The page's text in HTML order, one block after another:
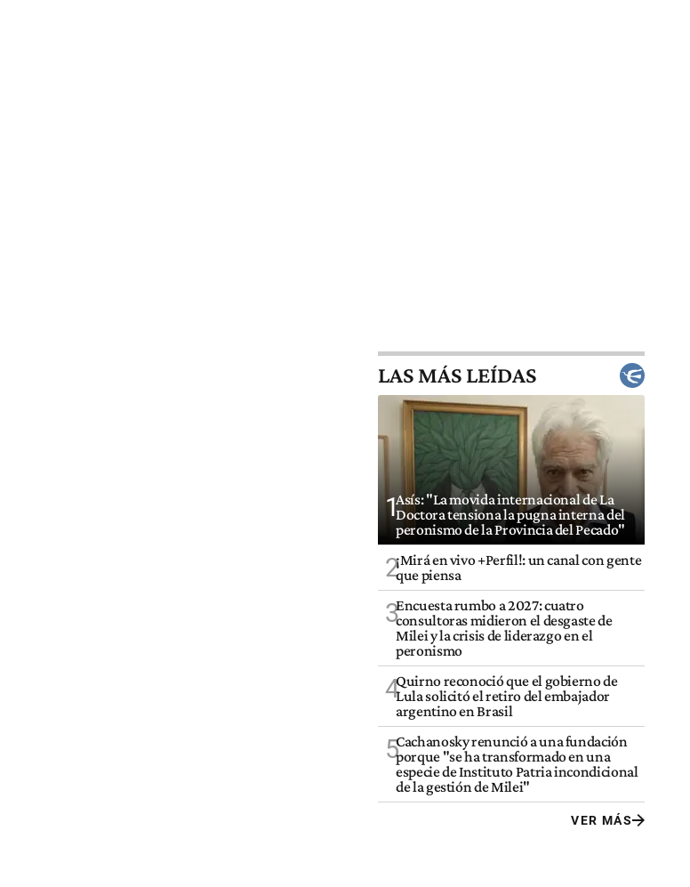
LAS MÁS LEÍDAS
1Asís: "La movida internacional de La
Doctora tensiona la pugna interna del
peronismo de la Provincia del Pecado"
2¡Mirá en vivo +Perfil!: un canal con gente
que piensa
3Encuesta rumbo a 2027: cuatro
consultoras midieron el desgaste de
Milei y la crisis de liderazgo en el
peronismo
4Quirno reconoció que el gobierno de
Lula solicitó el retiro del embajador
argentino en Brasil
5Cachanosky renunció a una fundación
porque "se ha transformado en una
especie de Instituto Patria incondicional
de la gestión de Milei"
VER MÁS